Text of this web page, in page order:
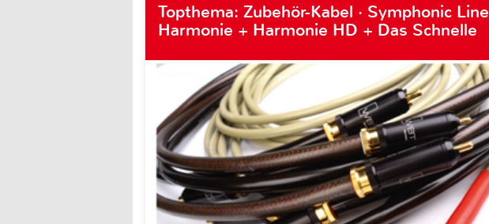
Topthema: Zubehör-Kabel · Symphonic Line
Harmonie + Harmonie HD + Das Schnelle